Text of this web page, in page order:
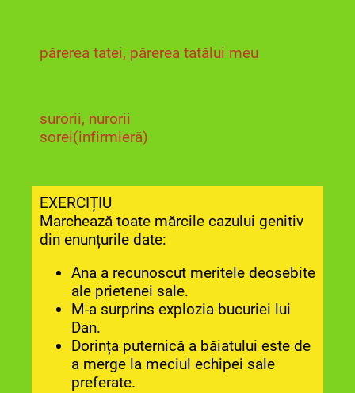
părerea tatei, părerea tatălui meu
surorii, nurorii
sorei(infirmieră)
EXERCIȚIU
Marchează toate mărcile cazului genitiv
din enunțurile date:
Ana a recunoscut meritele deosebite
ale prietenei sale.
M-a surprins explozia bucuriei lui
Dan.
Dorința puternică a băiatului este de
a merge la meciul echipei sale
preferate.